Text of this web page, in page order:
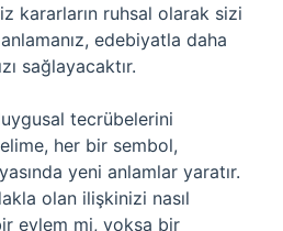
kararların ruhsal olarak sizi
edebiyatla daha
sağlayacaktır.
tecrübelerini
her bir sembol,
yeni anlamlar yaratır.
olan ilişkinizi nasıl
eylem mi, yoksa bir